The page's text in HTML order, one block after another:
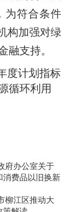
为符合条件
构加强对绿
融支持。
度计划指标
循环利用
府办公室关于
消费品以旧换新
柳江区推动大